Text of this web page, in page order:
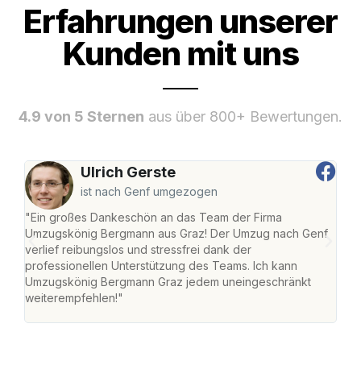
Erfahrungen unserer
Kunden mit uns
4.9 von 5 Sternen aus über 800+ Bewertungen.
Ulrich Gerste
ist nach Genf umgezogen
"Ein großes Dankeschön an das Team der Firma
Umzugskönig Bergmann aus Graz! Der Umzug nach Genf
verlief reibungslos und stressfrei dank der
professionellen Unterstützung des Teams. Ich kann
Umzugskönig Bergmann Graz jedem uneingeschränkt
weiterempfehlen!"